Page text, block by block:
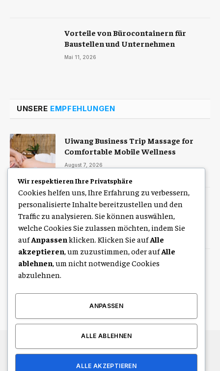
Vorteile von Bürocontainern für
Baustellen und Unternehmen
Mai 11, 2026
UNSERE EMPFEHLUNGEN
Uiwang Business Trip Massage for
Comfortable Mobile Wellness
August 7, 2026
Zulassung Service Hamburg für eine
schnelle digitale Kfz-Zulassung
August 7, 2026
Free Seating Chart Generator for
© 2026 Alle Rechte vorbehalten.Leipzig Life
Wir respektieren Ihre Privatsphäre
Cookies helfen uns, Ihre Erfahrung zu verbessern,
personalisierte Inhalte bereitzustellen und den
Traffic zu analysieren. Sie können auswählen,
welche Cookies Sie zulassen möchten, indem Sie
aufAnpassen klicken. Klicken Sie aufAlle
akzeptieren, um zuzustimmen, oder aufAlle
ablehnen, um nicht notwendige Cookies
abzulehnen.
ANPASSEN
ALLE ABLEHNEN
ALLE AKZEPTIEREN